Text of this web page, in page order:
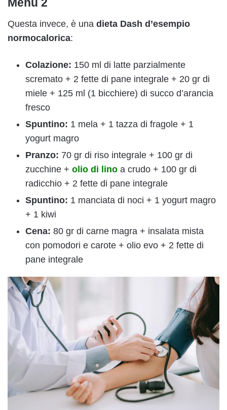
Questa invece, è una dieta Dash d’esempio
normocalorica:
Colazione: 150 ml di latte parzialmente
scremato + 2 fette di pane integrale + 20 gr di
miele + 125 ml (1 bicchiere) di succo d’arancia
fresco
Spuntino: 1 mela + 1 tazza di fragole + 1
yogurt magro
Pranzo: 70 gr di riso integrale + 100 gr di
zucchine + olio di lino a crudo + 100 gr di
radicchio + 2 fette di pane integrale
Spuntino: 1 manciata di noci + 1 yogurt magro
+ 1 kiwi
Cena: 80 gr di carne magra + insalata mista
con pomodori e carote + olio evo + 2 fette di
pane integrale